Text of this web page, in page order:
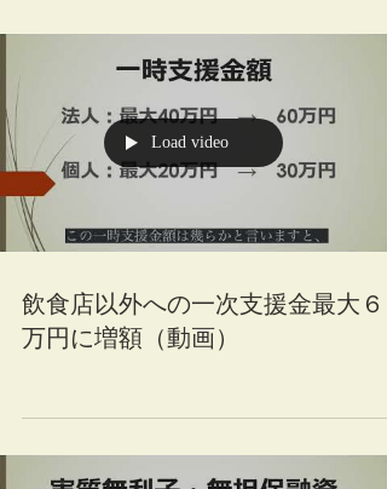
Load video
飲食店以外への一次支援金最大６
万円に増額（動画）